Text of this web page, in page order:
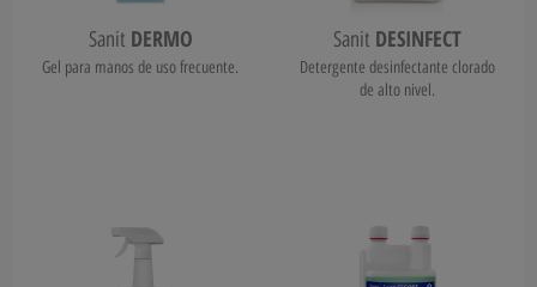
Sanit DERMO
Gel para manos de uso frecuente.
Sanit DESINFECT
Detergente desinfectante clorado
de alto nivel.